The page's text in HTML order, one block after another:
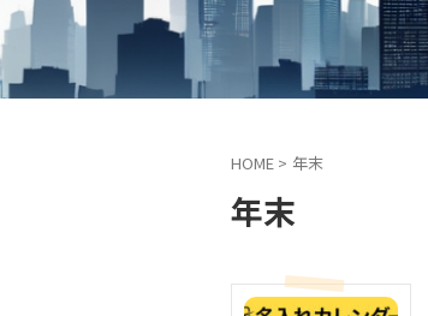
HOME > 年末
年末